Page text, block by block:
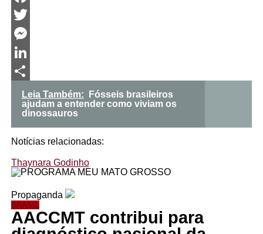
Facebook
Twitter
Messenger
LinkedIn
Share
Leia Também:
Fósseis brasileiros
ajudam a entender como viviam os
dinossauros
Notícias relacionadas:
Thaynara Godinho
Propaganda
BRASIL
AACCMT contribui para